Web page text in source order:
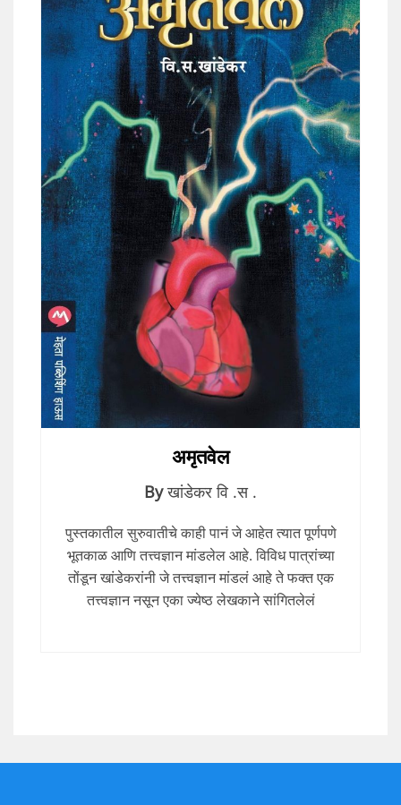
अमृतवेल
By खांडेकर वि .स .
पुस्तकातील सुरुवातीचे काही पानं जे आहेत त्यात पूर्णपणे
भूतकाळ आणि तत्त्वज्ञान मांडलेल आहे. विविध पात्रांच्या
तोंडून खांडेकरांनी जे तत्त्वज्ञान मांडलं आहे ते फक्त एक
तत्त्वज्ञान नसून एका ज्येष्ठ लेखकाने सांगितलेलं